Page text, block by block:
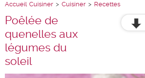
Accueil Cuisiner > Cuisiner > Recettes
Poêlée de
quenelles aux
légumes du
soleil